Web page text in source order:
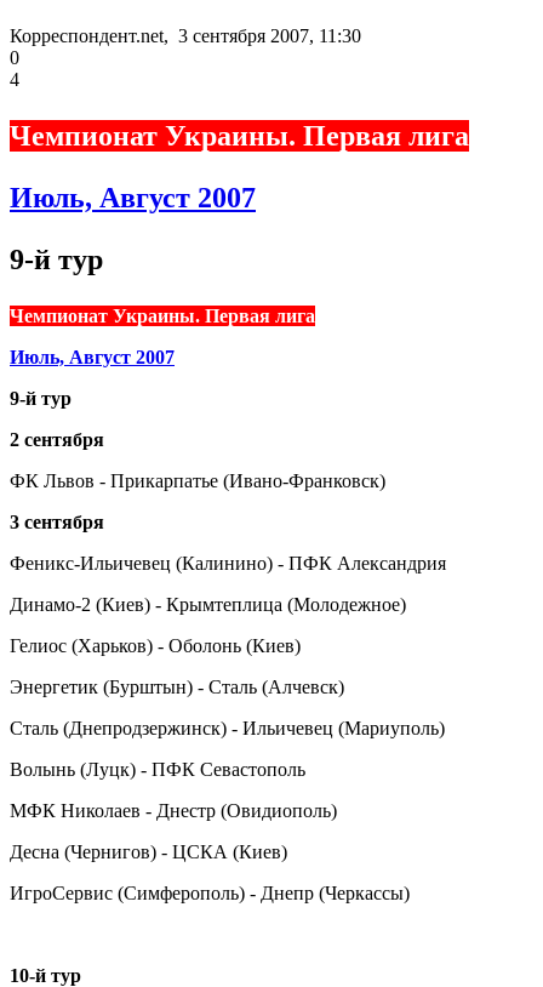
Корреспондент.net, 3 сентября 2007, 11:30
0
4
Чемпионат Украины. Первая лига
Июль, Август 2007
9-й тур
Чемпионат Украины. Первая лига
Июль, Август 2007
9-й тур
2 сентября
ФК Львов - Прикарпатье (Ивано-Франковск)
3 сентября
Феникс-Ильичевец (Калинино) - ПФК Александрия
Динамо-2 (Киев) - Крымтеплица (Молодежное)
Гелиос (Харьков) - Оболонь (Киев)
Энергетик (Бурштын) - Сталь (Алчевск)
Сталь (Днепродзержинск) - Ильичевец (Мариуполь)
Волынь (Луцк) - ПФК Севастополь
МФК Николаев - Днестр (Овидиополь)
Десна (Чернигов) - ЦСКА (Киев)
ИгроСервис (Симферополь) - Днепр (Черкассы)
10-й тур